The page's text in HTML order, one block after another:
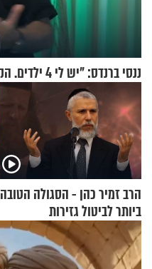
ננסי ברנדס: "יש לי 4 ילדים. הקשר הכי טוב - עם הבת החרדית"
הרב זמיר כהן - הסגולה הטובה
ביותר לביטול גזירות